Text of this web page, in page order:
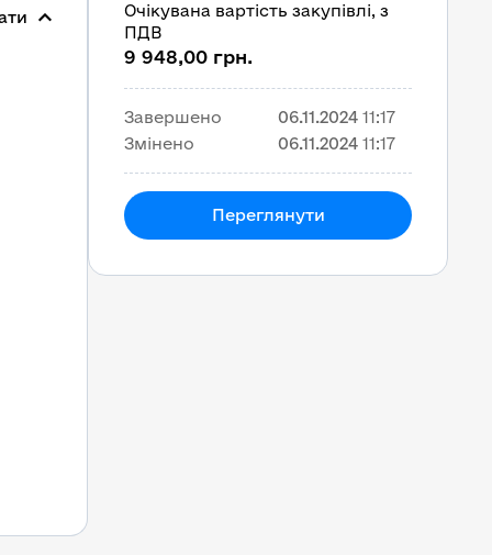
Очікувана вартість закупівлі, з
ПДВ
9 948,00 грн.
Завершено 06.11.2024 11:17
Змінено
06.11.2024 11:17
Переглянути